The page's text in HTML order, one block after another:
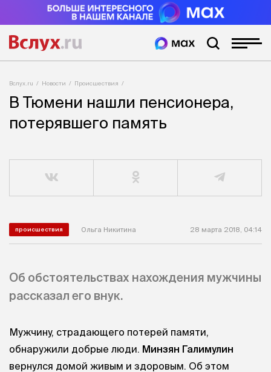
Вслух.ru Новости Происшествия
В Тюмени нашли пенсионера,
потерявшего память
происшествия Ольга Никитина 28 марта 2018, 04:14
Об обстоятельствах нахождения мужчины
рассказал его внук.
Мужчину, страдающего потерей памяти,
обнаружили добрые люди. Минзян Галимулин
вернулся домой живым и здоровым. Об этом